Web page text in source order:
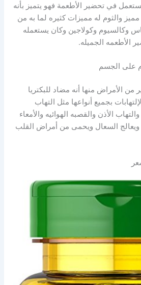
في تحضير الأطعمة فهو يتميز بأنه
والثوم له مميزات كثيره لما به من
وكالسيوم وكولاجين وكان يستعمله
الأطعمه الجميله.
على الجسم
من الأمراض منها أنه مضاد للبكتريا
بجميع أنواعها مثل التهاب
الأذن والقصبه الهوائيه والأمعاء
السعال ويحمى من أمراض القلب